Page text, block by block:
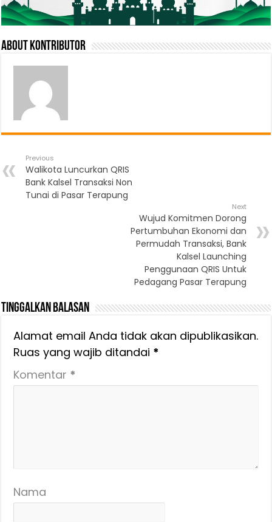
About Kontributor
Previous
Walikota Luncurkan QRIS
Bank Kalsel Transaksi Non
Tunai di Pasar Terapung
Next
Wujud Komitmen Dorong
Pertumbuhan Ekonomi dan
Permudah Transaksi, Bank
Kalsel Launching
Penggunaan QRIS Untuk
Pedagang Pasar Terapung
Tinggalkan Balasan
Alamat email Anda tidak akan dipublikasikan.
Ruas yang wajib ditandai *
Komentar *
Nama